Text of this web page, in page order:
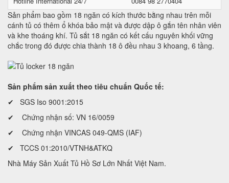
Sản phẩm bao gồm 18 ngăn có kích thước bằng nhau trên mỗi
cánh tủ có thêm ổ khóa bảo mật và được dập ô gắn tên nhân viên
và khe thoáng khí. Tủ sắt 18 ngăn có kết cấu nguyên khối vững
chắc trong đó được chia thành 18 ô đều nhau 3 khoang, 6 tầng.
Sản phẩm sản xuất theo tiêu chuẩn Quốc tế:
✔ SGS Iso 9001:2015
✔ Chứng nhận số: VN 16/0059
✔ Chứng nhận VINCAS 049-QMS (IAF)
✔ TCCS 01:2010/VTNH&ATKQ
Nhà Máy Sản Xuất Tủ Hồ Sơ Lớn Nhất Việt Nam.